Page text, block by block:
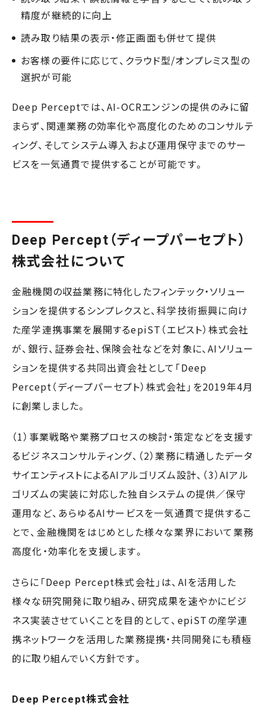
精度が継続的に向上
読み取り結果の表示・修正画面も併せて提供
お客様の要件に応じて、クラウド型/オンプレミス型の
選択が可能
Deep Perceptでは、AI-OCRエンジンの提供のみに留
まらず、関連業務の効率化や高度化のためのコンサルテ
ィング、そしてシステム導入および運用保守までのサー
ビスを一気通貫で提供することが可能です。
Deep Percept（ディープパーセプト）
株式会社について
金融機関の収益業務に特化したフィンテック・ソリュー
ションを提供するシンプレクスと、科学技術振興に向け
た産学連携事業を展開するepiST（エピスト）株式会社
が、銀行、証券会社、保険会社などを対象に、AIソリュー
ションを提供する共同出資会社として「Deep
Percept（ディープパーセプト）株式会社」を2019年4月
に創業しました。
（1）事業戦略や業務プロセスの検討・策定などを支援す
るビジネスコンサルティング、（2）業務に精通したデータ
サイエンティストによるAIアルゴリズム設計、（3）AIアル
ゴリズムの実装に対応した独自システムの提供／保守
運用など、あらゆるAIサービスを一気通貫で提供するこ
とで、金融機関をはじめとした様々な業界において業務
高度化・効率化を支援します。
さらに「Deep Percept株式会社」は、AIを活用した
様々な研究開発に取り組み、研究成果を速やかにビジ
ネス実装させていくことを目的として、epiSTの産学連
携ネットワークを活用した業務提携・共同開発にも積極
的に取り組んでいく方針です。
Deep Percept株式会社